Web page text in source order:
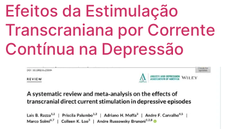
Efeitos da Estimulação
Transcraniana por Corrente
Contínua na Depressão